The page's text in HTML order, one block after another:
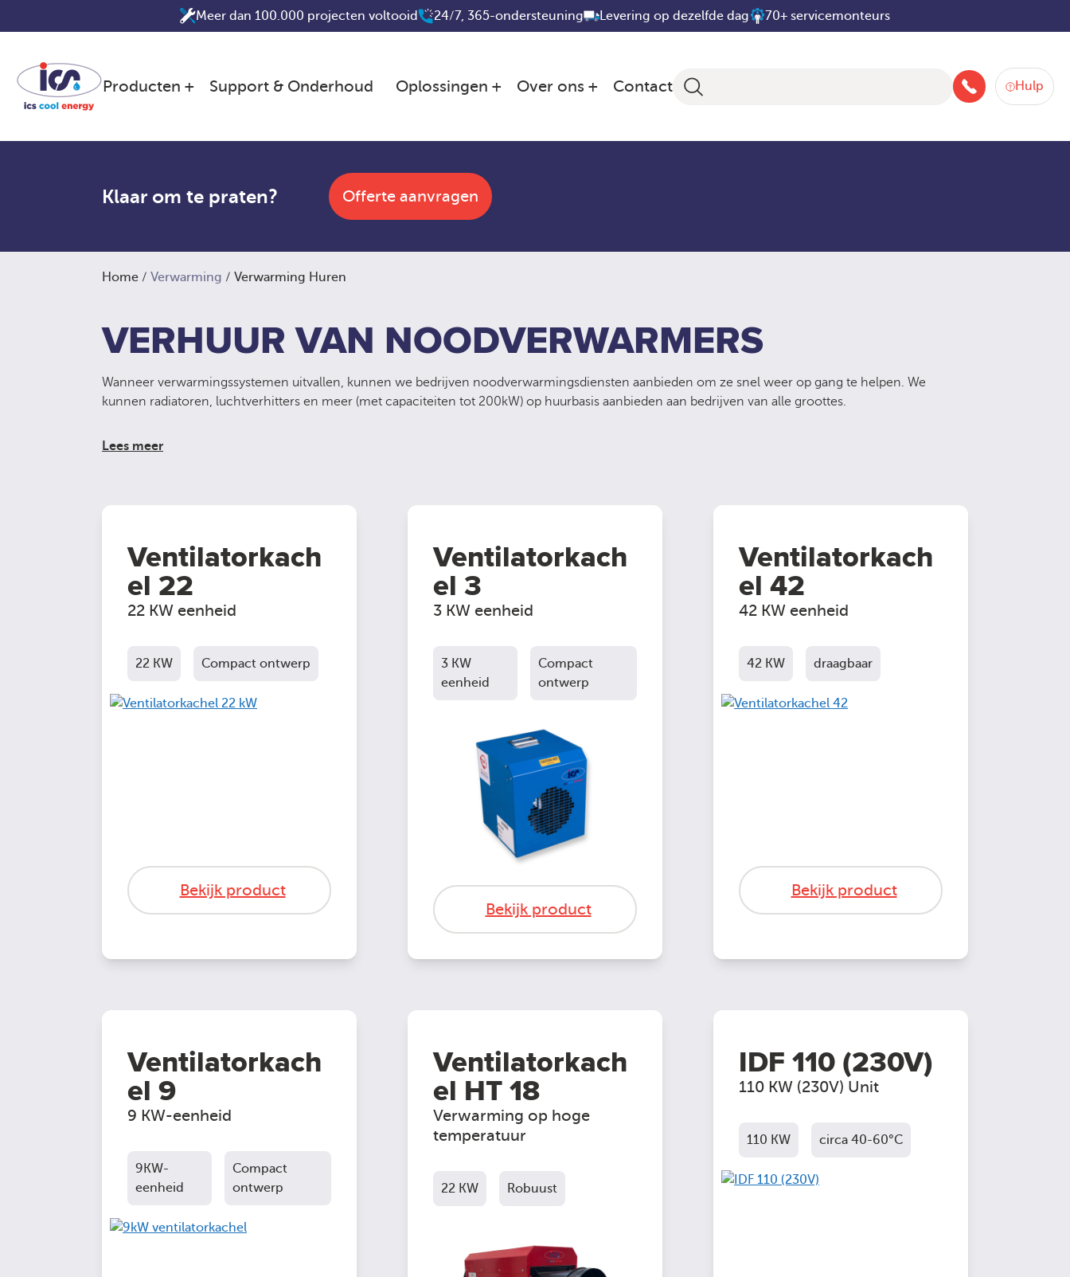
inhoud
Meer dan 100.000 projecten voltooid 24/7, 365-ondersteuning Levering op dezelfde dag 70+ servicemonteurs
Producten Support & Onderhoud Oplossingen Over ons Contact 088-258 2580
Hulp
Klaar om te praten? Offerte aanvragen
Home / Verwarming / Verwarming Huren
VERHUUR VAN NOODVERWARMERS
Wanneer verwarmingssystemen uitvallen, kunnen we bedrijven noodverwarmingsdiensten aanbieden om ze snel weer op gang te helpen. We
kunnen radiatoren, luchtverhitters en meer (met capaciteiten tot 200kW) op huurbasis aanbieden aan bedrijven van alle groottes.
Lees meer
Ventilatorkach
el 22
22 KW eenheid
22 KW Compact ontwerp
Bekijk product
Ventilatorkach
el 3
3 KW eenheid
3 KW
eenheid
Compact
ontwerp
Bekijk product
Ventilatorkach
el 42
42 KW eenheid
42 KW draagbaar
Bekijk product
Ventilatorkach
el 9
9 KW-eenheid
9KW-
eenheid
Compact
ontwerp
Ventilatorkach
el HT 18
Verwarming op hoge
temperatuur
22 KW Robuust
IDF 110 (230V)
110 KW (230V) Unit
110 KW circa 40-60°C